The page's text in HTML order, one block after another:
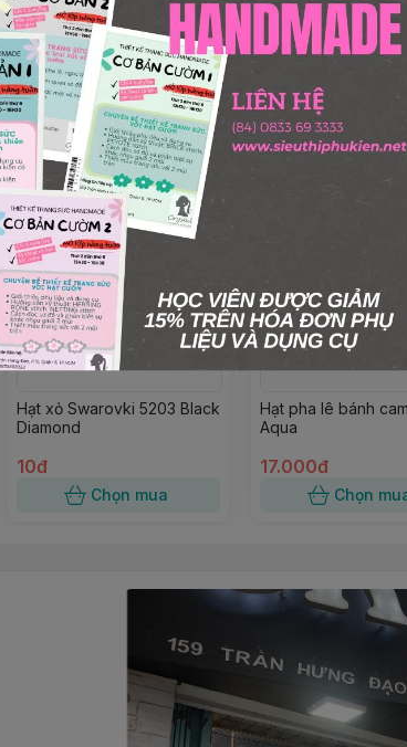
Hạt xỏ Swarovki 5203 Black
Diamond
10đ
Chọn mua
Hạt pha lê bánh
Aqua
17.000đ
Chọn